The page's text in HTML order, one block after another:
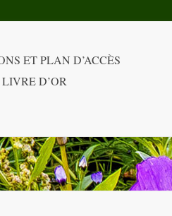
ET PLAN D’ACCÈS
LIVRE D’OR